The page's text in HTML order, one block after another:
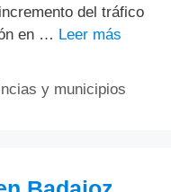
del tráfico
en … Leer más
y municipios